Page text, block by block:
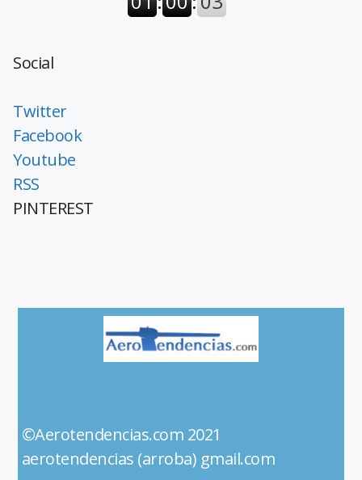
Social
Twitter
Facebook
Youtube
RSS
PINTEREST
©Aerotendencias.com 2021
aerotendencias (arroba) gmail.com